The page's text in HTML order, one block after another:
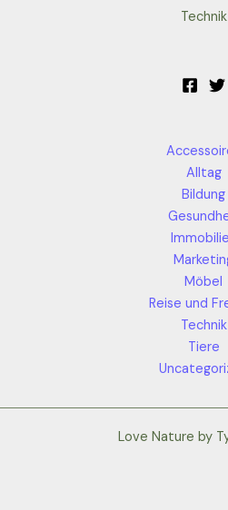
Technik
Alltag
Bildung
Möbel
Reise und
Technik
Tiere
Love Nature by